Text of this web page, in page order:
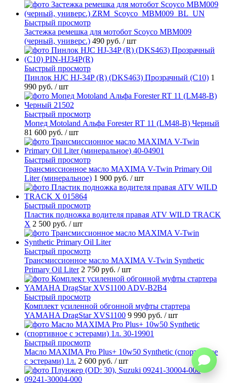
Быстрый просмотр
Застежка ремешка для мотобот Scoyco MBM009
(черный, универс.) 490 руб. / шт
Быстрый просмотр
Пинлок HJC HJ-34P (R) (DKS463) Прозрачный (C10) 1
990 руб. / шт
Быстрый просмотр
Мопед Motoland Альфа Forester RT 11 (LM48-B) Черный
81 600 руб. / шт
Быстрый просмотр
Трансмиссионное масло MAXIMA V-Twin Primary Oil
Liter (минеральное) 1 900 руб. / шт
Быстрый просмотр
Пластик подножка водителя правая ATV WILD TRACK
X 2 500 руб. / шт
Быстрый просмотр
Трансмиссионное масло MAXIMA V-Twin Synthetic
Primary Oil Liter 2 750 руб. / шт
Быстрый просмотр
Комплект усиленной обгонной муфты стартера
YAMAHA DragStar XVS1100 9 990 руб. / шт
Быстрый просмотр
Масло MAXIMA Pro Plus+ 10w50 Synthetic (спортивное
с эстерами) 1л. 2 600 руб. / шт